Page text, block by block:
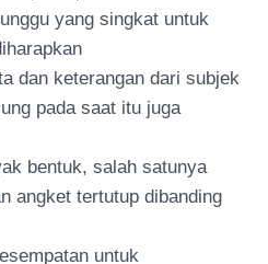
yang singkat untuk
dan keterangan dari subjek
pada saat itu juga
bentuk, salah satunya
angket tertutup dibanding
untuk